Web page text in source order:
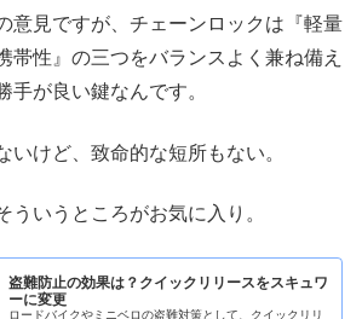
意見ですが、チェーンロックは『軽量
帯性』の三つをバランスよく兼ね備え
手が良い鍵なんです。
いけど、致命的な短所もない。
ういうところがお気に入り。
盗難防止の効果は？クイックリリースをスキュワ
ーに変更
ロードバイクやミニベロの盗難対策として、クイックリリ